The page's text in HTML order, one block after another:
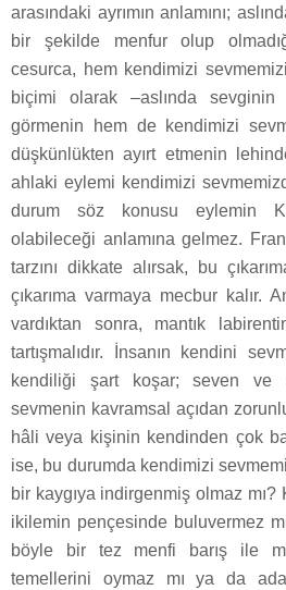
arasındaki ayrımın anlamını;
bir şekilde menfur olup
cesurca, hem kendimizi
biçimi olarak –aslında
görmenin hem de kendimizi
düşkünlükten ayırt etmenin
ahlaki eylemi kendimizi
durum söz konusu eylemin
olabileceği anlamına gelmez.
tarzını dikkate alırsak, bu
çıkarıma varmaya mecbur kalır.
vardıktan sonra, mantık
tartışmalıdır. İnsanın kendini
kendiliği şart koşar; seven ve
sevmenin kavramsal açıdan
hâli veya kişinin kendinden çok
ise, bu durumda kendimizi
bir kaygıya indirgenmiş olmaz
ikilemin pençesinde buluvermez
böyle bir tez menfi barış ile
temellerini oymaz mı ya da